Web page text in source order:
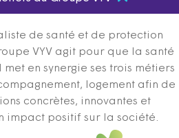
de santé et de protection
VYV agit pour que la santé
en synergie ses trois métiers
logement afin de
concrètes, innovantes et
impact positif sur la société.